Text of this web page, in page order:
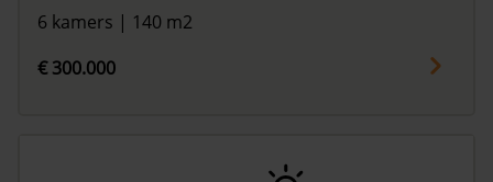
6 kamers | 140 m2
€ 300.000